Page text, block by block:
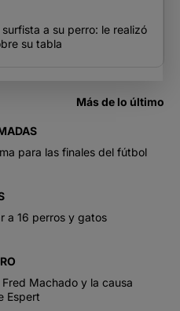
a su perro: le realizó
su tabla
Más de lo último
para las finales del fútbol
a 16 perros y gatos
Machado y la causa
Espert